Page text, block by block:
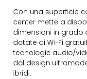
Con una superficie
center mette a
dimensioni in grado
dotate di Wi-Fi
tecnologie audio/
dal design
ibridi.